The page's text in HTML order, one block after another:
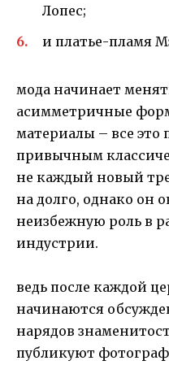
Лопес;
и платье-пламя
мода начинает
асимметричные
материалы – все это
привычным
не каждый новый
на долго, однако он
неизбежную роль в
индустрии.
ведь после каждой
начинаются
нарядов
публикуют